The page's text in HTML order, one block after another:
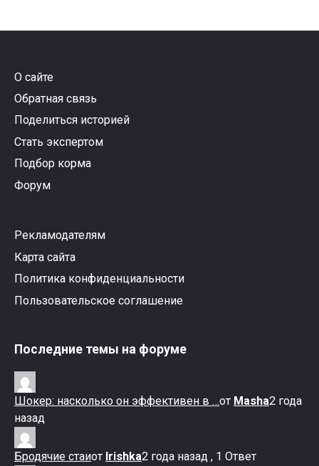
О сайте
Обратная связь
Поделиться историей
Стать экспертом
Подбор корма
Форум
Рекламодателям
Карта сайта
Политика конфиденциальности
Пользовательское соглашение
Последние темы на форуме
Шокер: насколько он эффективен в …от Masha2 года
назад
Бродячие стаиот Irishka2 года назад , 1 Ответ